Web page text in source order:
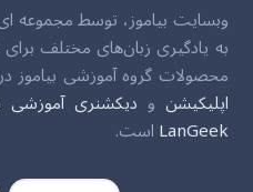
وبسایت بیاموز، توسط مجموعه
به یادگیری زبان‌های مختلف
محصولات گروه آموزشی بیاموز
اپلیکیشن و دیکشنری آموزشی
LanGeekاست.